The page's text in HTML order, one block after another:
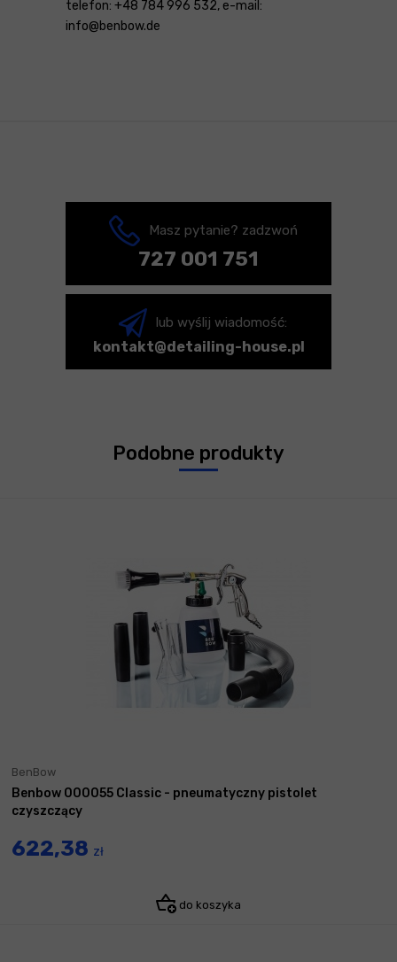
telefon: +48 784 996 532, e-mail:
info@benbow.de
Masz pytanie? zadzwoń
727 001 751
lub wyślij wiadomość:
kontakt@detailing-house.pl
Podobne produkty
BenBow
Benbow 000055 Classic - pneumatyczny pistolet
czyszczący
622,38 zł
do koszyka